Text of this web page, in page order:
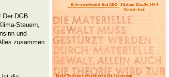
Der DGB
Steuern,
und
zusammen